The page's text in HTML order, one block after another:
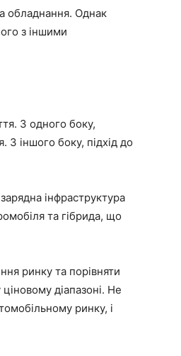
обладнання. Однак
з іншими
З одного боку,
З іншого боку, підхід до
інфраструктура
та гібрида, що
ринку та порівняти
діапазоні. Не
ринку, і